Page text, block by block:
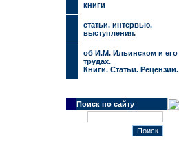
книги
cтатьи. интервью.
выступления.
об И.М. Ильинском и его
трудах.
Книги. Статьи. Рецензии.
Поиск по сайту